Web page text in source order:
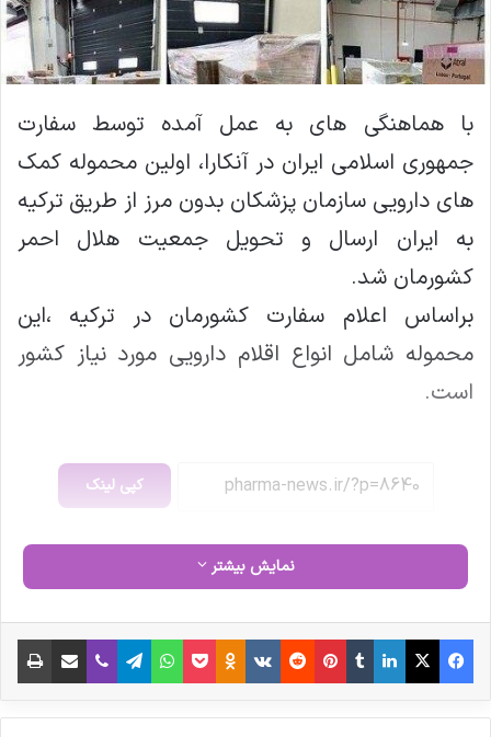
با هماهنگی های به عمل آمده توسط سفارت
جمهوری اسلامی ایران در آنکارا، اولین محموله کمک
های دارویی سازمان پزشکان بدون مرز از طریق ترکیه
به ایران ارسال و تحویل جمعیت هلال احمر
کشورمان شد.
براساس اعلام سفارت کشورمان در ترکیه ،این
محموله شامل انواع اقلام دارویی مورد نیاز کشور
است.
کپی لینک
نمایش بیشتر
فیس بوک X لینکدین ‫تامبلر ‫پین‌ترست ‫رددیت ‫VKontakte
‫Odnoklassniki پاکت واتس آپ تلگرام وایبر اشتراک گذاری از طریق ایمیل